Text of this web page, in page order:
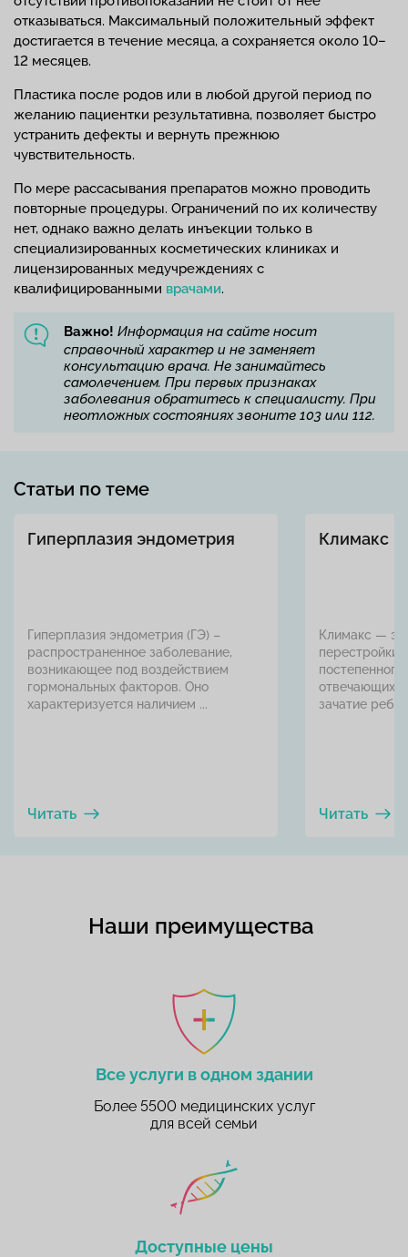
отказываться. Максимальный положительный эффект
достигается в течение месяца, а сохраняется около 10–
12 месяцев.
Пластика после родов или в любой другой период по
желанию пациентки результативна, позволяет быстро
устранить дефекты и вернуть прежнюю
чувствительность.
По мере рассасывания препаратов можно проводить
повторные процедуры. Ограничений по их количеству
нет, однако важно делать инъекции только в
специализированных косметических клиниках и
лицензированных медучреждениях с
квалифицированными врачами.
Важно! Информация на сайте носит
справочный характер и не заменяет
консультацию врача. Не занимайтесь
самолечением. При первых признаках
заболевания обратитесь к специалисту. При
неотложных состояниях звоните 103 или 112.
Статьи по теме
Гиперплазия эндометрия
Гиперплазия эндометрия (ГЭ) –
распространенное заболевание,
возникающее под воздействием
гормональных факторов. Оно
характеризуется наличием ...
Читать
Климакс
Климакс —
перестройки
отвечающих
зачатие
Читать
Наши преимущества
Все услуги в одном здании
Более 5500 медицинских услуг
для всей семьи
Доступные цены